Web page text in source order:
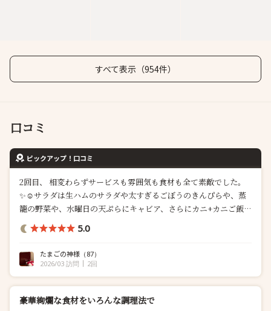
すべて表示（954件）
口コミ
ピックアップ！口コミ
2回目、 相変わらずサービスも雰囲気も食材も全て素敵でした。
✨☺️サラダは生ハムのサラダや太すぎるごぼうのきんぴらや、蒸
籠の野菜や、水曜日の天ぷらにキャビア、さらにカニ+カニご飯に
花山椒もつけて、￼今日はイチゴの時期でイチゴがたくさんあっ
5.0
たまごの神様 （87）
2026/03 訪問
2回
豪華絢爛な食材をいろんな調理法で